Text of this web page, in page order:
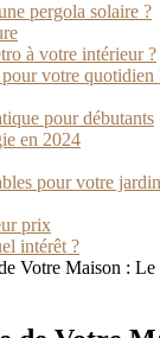
pergola solaire ?
à votre intérieur ?
votre quotidien
pour débutants
en 2024
pour votre
prix
intérêt ?
Votre Maison :